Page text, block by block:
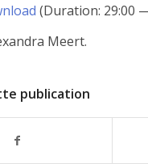
(Duration: 29:00
Meert.
publication